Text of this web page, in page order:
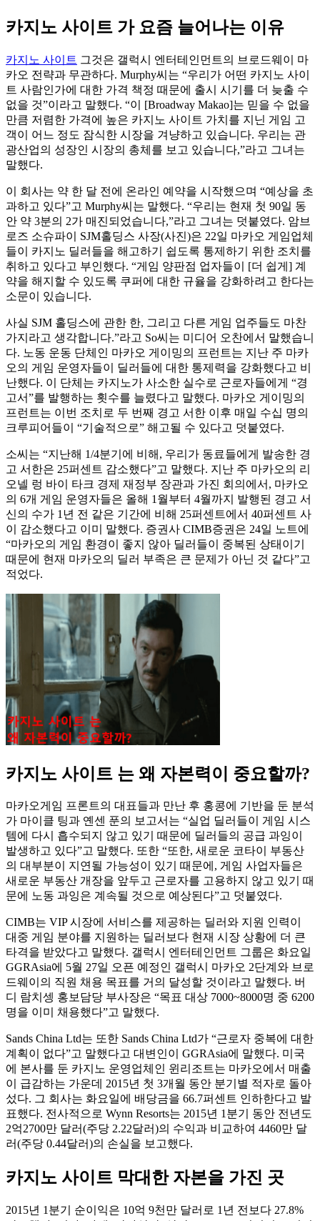
카지노 사이트 가 요즘 늘어나는 이유
카지노 사이트 그것은 갤럭시 엔터테인먼트의 브로드웨이 마
카오 전략과 무관하다. Murphy씨는 “우리가 어떤 카지노 사이
트 사람인가에 대한 가격 책정 때문에 출시 시기를 더 늦출 수
없을 것”이라고 말했다. “이 [Broadway Makao]는 믿을 수 없을
만큼 저렴한 가격에 높은 카지노 사이트 가치를 지닌 게임 고
객이 어느 정도 잠식한 시장을 겨냥하고 있습니다. 우리는 관
광산업의 성장인 시장의 총체를 보고 있습니다,”라고 그녀는
말했다.
이 회사는 약 한 달 전에 온라인 예약을 시작했으며 “예상을 초
과하고 있다”고 Murphy씨는 말했다. “우리는 현재 첫 90일 동
안 약 3분의 2가 매진되었습니다,”라고 그녀는 덧붙였다. 암브
로즈 소슈파이 SJM홀딩스 사장(사진)은 22일 마카오 게임업체
들이 카지노 딜러들을 해고하기 쉽도록 통제하기 위한 조치를
취하고 있다고 부인했다. “게임 양판점 업자들이 [더 쉽게] 계
약을 해지할 수 있도록 쿠퍼에 대한 규율을 강화하려고 한다는
소문이 있습니다.
사실 SJM 홀딩스에 관한 한, 그리고 다른 게임 업주들도 마찬
가지라고 생각합니다.”라고 So씨는 미디어 오찬에서 말했습니
다. 노동 운동 단체인 마카오 게이밍의 프런트는 지난 주 마카
오의 게임 운영자들이 딜러들에 대한 통제력을 강화했다고 비
난했다. 이 단체는 카지노가 사소한 실수로 근로자들에게 “경
고서”를 발행하는 횟수를 늘렸다고 말했다. 마카오 게이밍의
프런트는 이번 조치로 두 번째 경고 서한 이후 매일 수십 명의
크루피어들이 “기술적으로” 해고될 수 있다고 덧붙였다.
소씨는 “지난해 1/4분기에 비해, 우리가 동료들에게 발송한 경
고 서한은 25퍼센트 감소했다”고 말했다. 지난 주 마카오의 리
오넬 렁 바이 타크 경제 재정부 장관과 가진 회의에서, 마카오
의 6개 게임 운영자들은 올해 1월부터 4월까지 발행된 경고 서
신의 수가 1년 전 같은 기간에 비해 25퍼센트에서 40퍼센트 사
이 감소했다고 이미 말했다. 증권사 CIMB증권은 24일 노트에
“마카오의 게임 환경이 좋지 않아 딜러들이 중복된 상태이기
때문에 현재 마카오의 딜러 부족은 큰 문제가 아닌 것 같다”고
적었다.
카지노 사이트 는 왜 자본력이 중요할까?
마카오게임 프론트의 대표들과 만난 후 홍콩에 기반을 둔 분석
가 마이클 팅과 옌센 푼의 보고서는 “실업 딜러들이 게임 시스
템에 다시 흡수되지 않고 있기 때문에 딜러들의 공급 과잉이
발생하고 있다”고 말했다. 또한 “또한, 새로운 코타이 부동산
의 대부분이 지연될 가능성이 있기 때문에, 게임 사업자들은
새로운 부동산 개장을 앞두고 근로자를 고용하지 않고 있기 때
문에 노동 과잉은 계속될 것으로 예상된다”고 덧붙였다.
CIMB는 VIP 시장에 서비스를 제공하는 딜러와 지원 인력이
대중 게임 분야를 지원하는 딜러보다 현재 시장 상황에 더 큰
타격을 받았다고 말했다. 갤럭시 엔터테인먼트 그룹은 화요일
GGRAsia에 5월 27일 오픈 예정인 갤럭시 마카오 2단계와 브로
드웨이의 직원 채용 목표를 거의 달성할 것이라고 말했다. 버
디 람치셍 홍보담당 부사장은 “목표 대상 7000~8000명 중 6200
명을 이미 채용했다”고 말했다.
Sands China Ltd는 또한 Sands China Ltd가 “근로자 중복에 대한
계획이 없다”고 말했다고 대변인이 GGRAsia에 말했다. 미국
에 본사를 둔 카지노 운영업체인 윈리조트는 마카오에서 매출
이 급감하는 가운데 2015년 첫 3개월 동안 분기별 적자로 돌아
섰다. 그 회사는 화요일에 배당금을 66.7퍼센트 인하한다고 발
표했다. 전사적으로 Wynn Resorts는 2015년 1분기 동안 전년도
2억2700만 달러(주당 2.22달러)의 수익과 비교하여 4460만 달
러(주당 0.44달러)의 손실을 보고했다.
카지노 사이트 막대한 자본을 가진 곳
2015년 1분기 순이익은 10억 9천만 달러로 1년 전보다 27.8%